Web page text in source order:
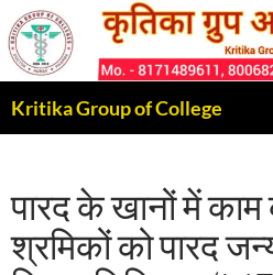
Skip
to
content
Kritika Group of College
पारद के खानों में
श्रमिकों को पारद